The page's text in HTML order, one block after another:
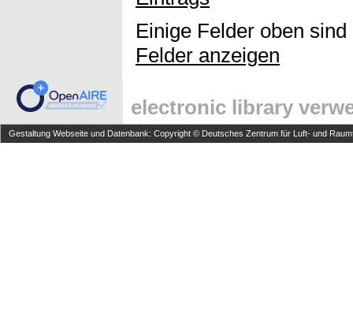
Einige Felder oben
Felder anzeigen
electronic library
Gestaltung Webseite und Datenbank: Copyright © Deutsches Zentrum für Luft- und